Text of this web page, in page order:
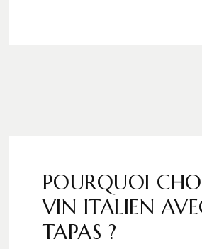
POURQUOI
VIN ITALIEN
TAPAS ?